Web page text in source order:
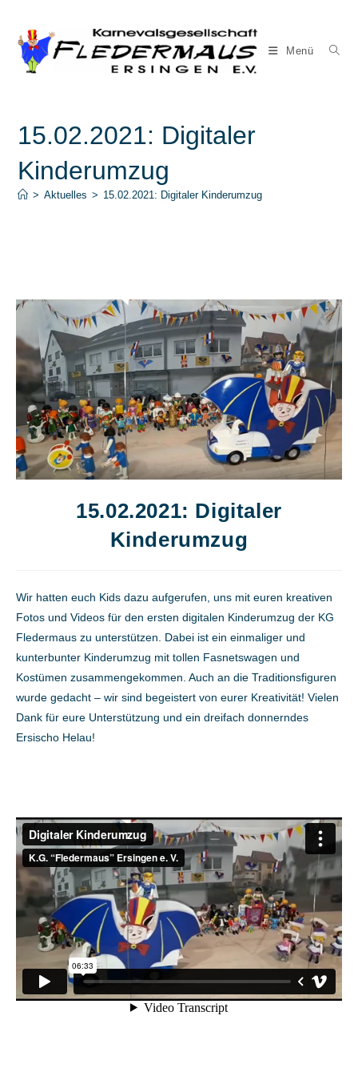
springen
Menü
15.02.2021: Digitaler
Kinderumzug
> Aktuelles > 15.02.2021: Digitaler Kinderumzug
15.02.2021: Digitaler
Kinderumzug
Wir hatten euch Kids dazu aufgerufen, uns mit euren kreativen
Fotos und Videos für den ersten digitalen Kinderumzug der KG
Fledermaus zu unterstützen. Dabei ist ein einmaliger und
kunterbunter Kinderumzug mit tollen Fasnetswagen und
Kostümen zusammengekommen. Auch an die Traditionsfiguren
wurde gedacht – wir sind begeistert von eurer Kreativität! Vielen
Dank für eure Unterstützung und ein dreifach donnerndes
Ersischo Helau!